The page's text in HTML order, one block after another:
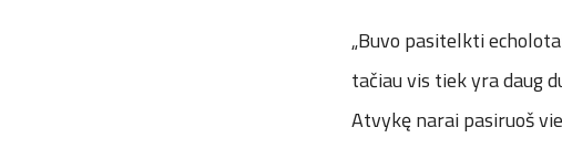
„Buvo pasitelkti
tačiau vis tiek yra daug
Atvykę narai pasiruoš